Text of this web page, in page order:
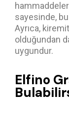
sayesinde,
Ayrıca,
olduğundan
uygundur.
Elfino